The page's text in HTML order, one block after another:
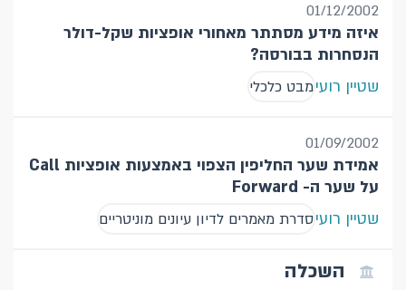
01/12/2002
איזה מידע מסתתר מאחורי אופציות שקל-דולר
הנסחרות בבורסה?
שטיין רועימבט כלכלי
01/09/2002
אמידת שער החליפין הצפוי באמצעות אופציות Call
על שער ה- Forward
שטיין רועיסדרת מאמרים לדיון עיונים מוניטריים
השכלה